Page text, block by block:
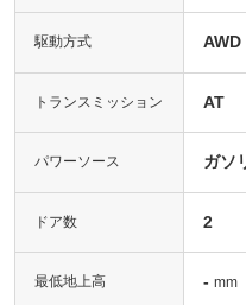
駆動方式 AWD
トランスミッション AT
パワーソース ガソ
ドア数 2
最低地上高 - mm